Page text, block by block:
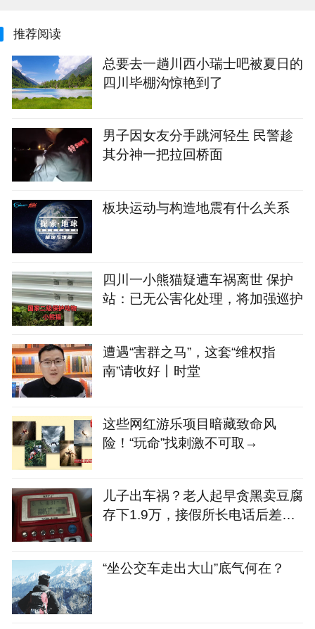
推荐阅读
‌总要去一趟川西小瑞士吧被夏日的
四川毕棚沟惊艳到了
男子因女友分手跳河轻生 民警趁
其分神一把拉回桥面
板块运动与构造地震有什么关系
四川一小熊猫疑遭车祸离世 保护
站：已无公害化处理，将加强巡护
遭遇“害群之马”，这套“维权指
南”请收好丨时堂
这些网红游乐项目暗藏致命风
险！“玩命”找刺激不可取→
儿子出车祸？老人起早贪黑卖豆腐
存下1.9万，接假所长电话后差点
“坐公交车走出大山”底气何在？